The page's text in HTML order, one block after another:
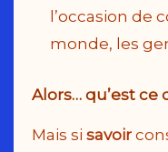
l’occasion de
monde, les
Alors… qu’est ce
Mais si savoir